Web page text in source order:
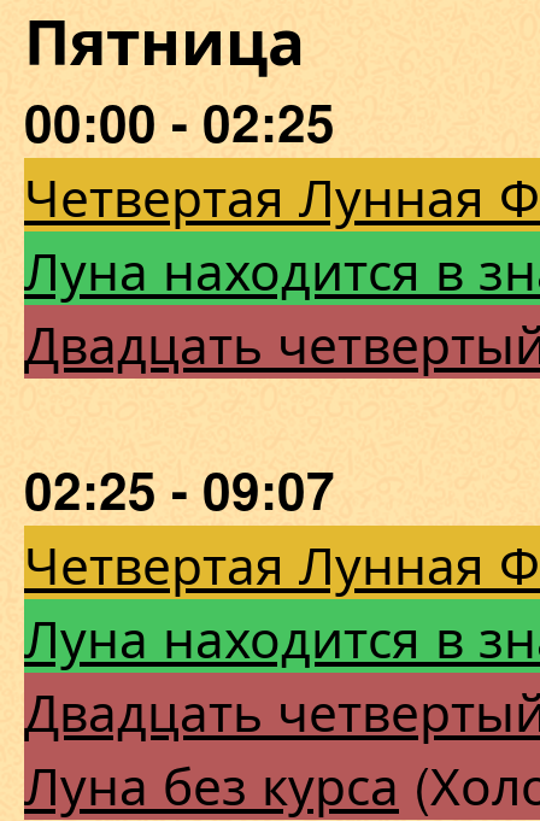
Пятница
00:00 - 02:25
Четвертая Лунная
Луна находится в
Двадцать
02:25 - 09:07
Четвертая Лунная
Луна находится в
Двадцать
Луна без курса